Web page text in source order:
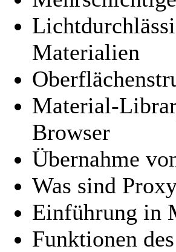
Materialien
Material-
Browser
Übernahme
Was sind
Einführung in
Funktionen